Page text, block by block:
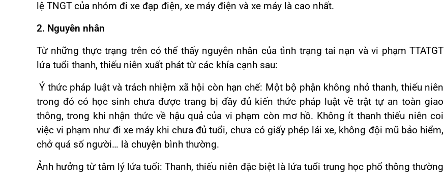
lệ TNGT của nhóm đi xe đạp điện, xe máy điện và xe máy là cao nhất.
2. Nguyên nhân
Từ những thực trạng trên có thể thấy nguyên nhân của tình trạng tai nạn và vi phạm TTATGT
lứa tuổi thanh, thiếu niên xuất phát từ các khía cạnh sau:
Ý thức pháp luật và trách nhiệm xã hội còn hạn chế: Một bộ phận không nhỏ thanh, thiếu niên
trong đó có học sinh chưa được trang bị đầy đủ kiến thức pháp luật về trật tự an toàn giao
thông, trong khi nhận thức về hậu quả của vi phạm còn mơ hồ. Không ít thanh thiếu niên coi
việc vi phạm như đi xe máy khi chưa đủ tuổi, chưa có giấy phép lái xe, không đội mũ bảo hiểm,
chở quá số người… là chuyện bình thường.
Ảnh hưởng từ tâm lý lứa tuổi: Thanh, thiếu niên đặc biệt là lứa tuổi trung học phổ thông thường